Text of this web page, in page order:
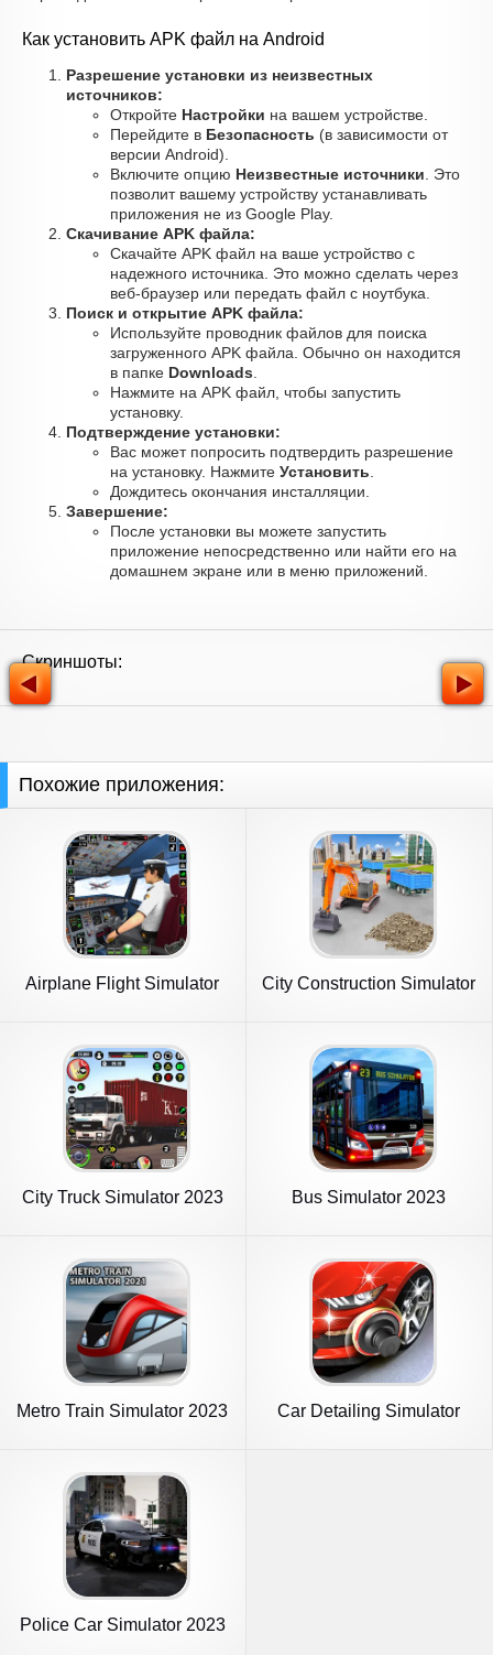
Как установить APK файл на Android
Разрешение установки из неизвестных
источников:
Откройте Настройки на вашем устройстве.
Перейдите в Безопасность (в зависимости от
версии Android).
Включите опцию Неизвестные источники . Это
позволит вашему устройству устанавливать
приложения не из Google Play.
Скачивание APK файла:
Скачайте APK файл на ваше устройство с
надежного источника. Это можно сделать через
веб-браузер или передать файл с ноутбука.
Поиск и открытие APK файла:
Используйте проводник файлов для поиска
загруженного APK файла. Обычно он находится
в папке Downloads
Нажмите на APK файл, чтобы запустить
установку.
Подтверждение установки:
Вас может попросить подтвердить разрешение
на установку. Нажмите Установить
Дождитесь окончания инсталляции.
Завершение:
После установки вы можете запустить
приложение непосредственно или найти его на
домашнем экране или в меню приложений.
Скриншоты:
Похожие приложения:
Airplane Flight Simulator
City Construction Simulator
City Truck Simulator 2023 Bus Simulator 2023
Metro Train Simulator 2023
Car Detailing Simulator
Police Car Simulator 2023